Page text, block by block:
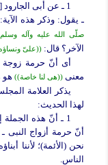
1 ـ عن أبی
ـ یقول: وذکر هذه
صلّى الله علیه وآله وسلم
الآخر؟ قال: ((علیّ
أی أنّ حرمة زوجة
معنى ((هی لنا خاصة)) هو
لهذا الحدیث:
1 ـ أنّ هذه
أنّ حرمة أزواج النبی
نحن (الأئمة)؛ لأننا
الناس.